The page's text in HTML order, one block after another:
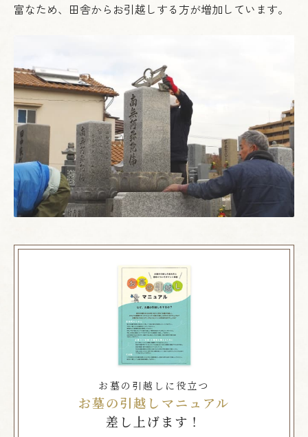
富なため、 田舎からお引越しする方が増加しています。
お墓の引越しに役立つ
お墓の引越しマニュアル
差し上げます！